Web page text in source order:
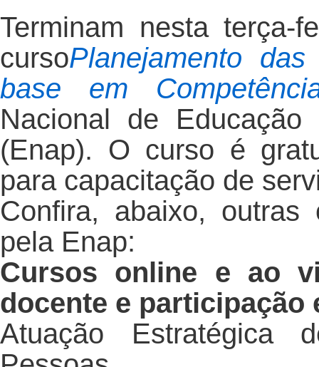
Terminam nesta
cursoPlanejamento
base em
Nacional de
(Enap). O curso é
para capacitação de
Confira, abaixo, outras
pela Enap:
Cursos online e ao
docente e participação
Atuação Estratégica